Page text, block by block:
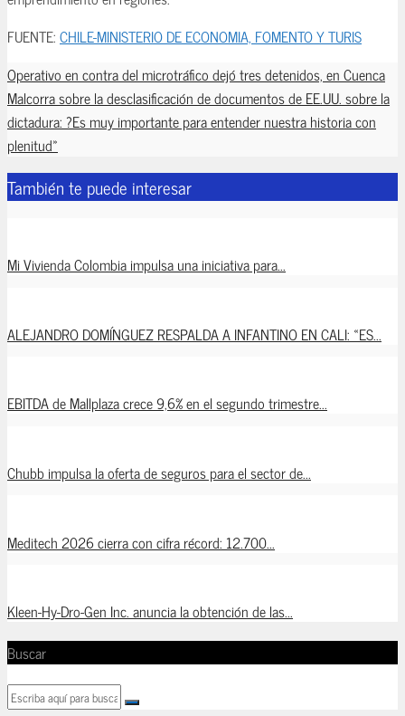
FUENTE:CHILE-MINISTERIO DE ECONOMIA, FOMENTO Y TURIS
Operativo en contra del microtráfico dejó tres detenidos, en Cuenca
Malcorra sobre la desclasificación de documentos de EE.UU. sobre la
dictadura: ?Es muy importante para entender nuestra historia con
plenitud»
También te puede interesar
Mi Vivienda Colombia impulsa una iniciativa para...
ALEJANDRO DOMÍNGUEZ RESPALDA A INFANTINO EN CALI: «ES...
EBITDA de Mallplaza crece 9,6% en el segundo trimestre...
Chubb impulsa la oferta de seguros para el sector de...
Meditech 2026 cierra con cifra récord: 12.700...
Kleen-Hy-Dro-Gen Inc. anuncia la obtención de las...
Buscar